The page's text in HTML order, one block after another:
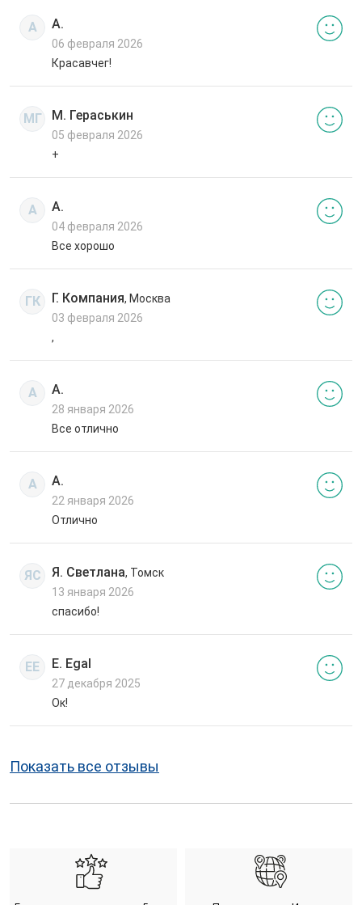
А А.
06 февраля 2026
Красавчег!
МГ М. Гераськин
05 февраля 2026
+
А А.
04 февраля 2026
Все хорошо
ГК Г. Компания, Москва
03 февраля 2026
,
А А.
28 января 2026
Все отлично
А А.
22 января 2026
Отлично
ЯС Я. Светлана, Томск
13 января 2026
спасибо!
EE E. Egal
27 декабря 2025
Ок!
Показать все отзывы